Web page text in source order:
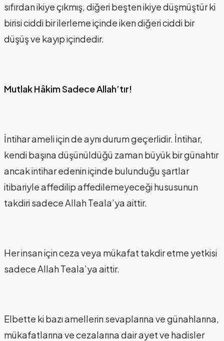
sıfırdan ikiye çıkmış, diğeri beşten ikiye düşmüştür ki
birisi ciddi bir ilerleme içinde iken diğeri ciddi bir
düşüş ve kayıp içindedir.
Mutlak Hâkim Sadece Allah’tır!
İntihar ameli için de aynı durum geçerlidir. İntihar,
kendi başına düşünüldüğü zaman büyük bir günahtır
ancak intihar edenin içinde bulunduğu şartlar
itibariyle affedilip affedilemeyeceği hususunun
takdiri sadece Allah Teala’ya aittir.
Her insan için ceza veya mükafat takdir etme yetkisi
sadece Allah Teala’ya aittir.
Elbette ki bazı amellerin sevaplarına ve günahlarına,
mükafatlarına ve cezalarına dair ayet ve hadisler